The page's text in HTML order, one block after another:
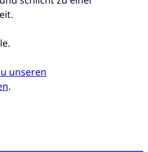
unseren
.